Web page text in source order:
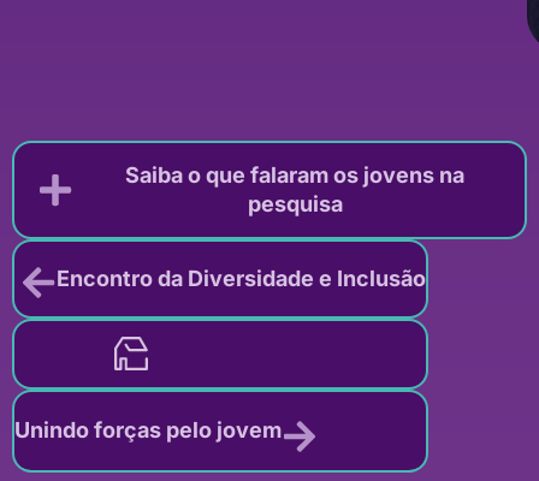
Saiba o que falaram os jovens na
pesquisa
Encontro da Diversidade e Inclusão
Unindo forças pelo jovem